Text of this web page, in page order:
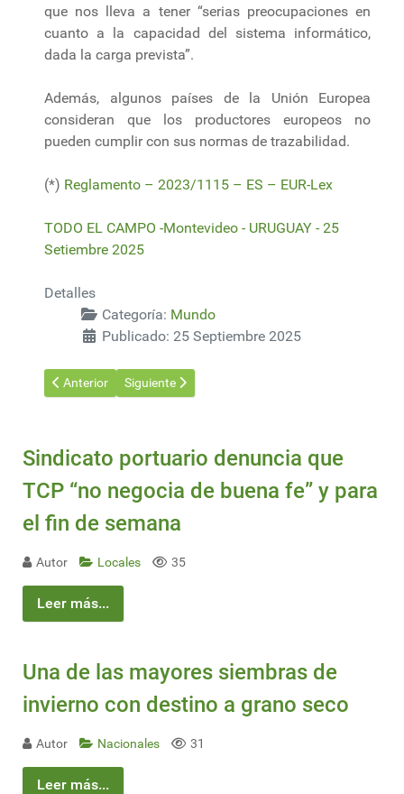
que nos lleva a tener “serias preocupaciones en
cuanto a la capacidad del sistema informático,
dada la carga prevista”.
Además, algunos países de la Unión Europea
consideran que los productores europeos no
pueden cumplir con sus normas de trazabilidad.
(*) Reglamento – 2023/1115 – ES – EUR-Lex
TODO EL CAMPO -Montevideo - URUGUAY - 25
Setiembre 2025
Detalles
Categoría: Mundo
Publicado: 25 Septiembre 2025
Artículo anterior: Europa enfrenta una de los mayores hitos
Anterior Artículo siguiente: ABS y Persona AI se asocian
Siguiente
Sindicato portuario denuncia que
TCP “no negocia de buena fe” y para
el fin de semana
Autor Locales 35
Leer más...
Una de las mayores siembras de
invierno con destino a grano seco
Autor Nacionales 31
Leer más...